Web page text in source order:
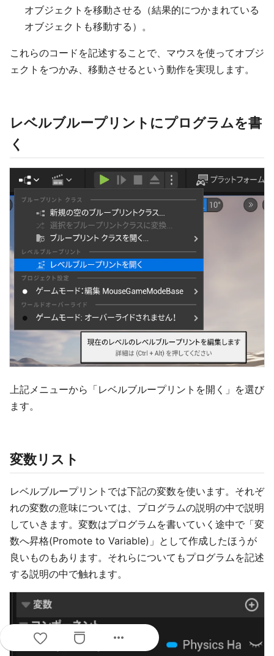
オブジェクトを移動させる（結果的につかまれている
オブジェクトも移動する）。
これらのコードを記述することで、マウスを使ってオブジ
ェクトをつかみ、移動させるという動作を実現します。
レベルブループリントにプログラムを書
く
上記メニューから「レベルブループリントを開く」を選び
ます。
変数リスト
レベルブループリントでは下記の変数を使います。それぞ
れの変数の意味については、プログラムの説明の中で説明
していきます。変数はプログラムを書いていく途中で「変
数へ昇格(Promote to Variable)」として作成したほうが
良いものもあります。それらについてもプログラムを記述
する説明の中で触れます。
more_horiz